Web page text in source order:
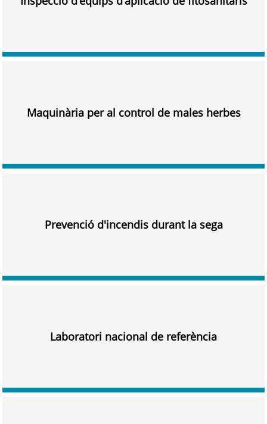
Maquinària per al control de males herbes
Prevenció d'incendis durant la sega
Laboratori nacional de referència